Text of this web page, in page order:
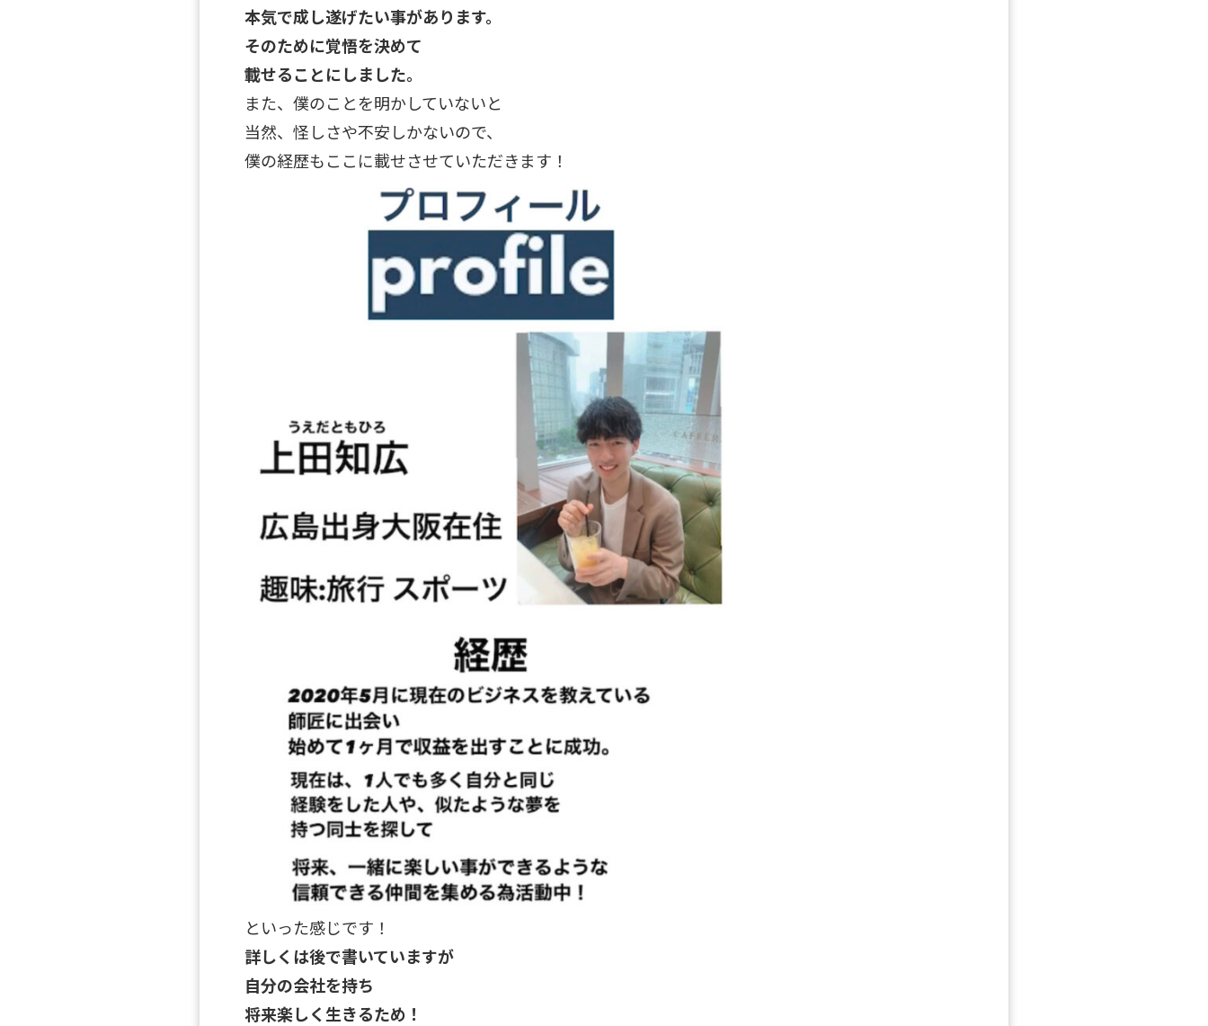
本気で成し遂げたい事があります。
そのために覚悟を決めて
載せることにしました。
また、僕のことを明かしていないと
当然、怪しさや不安しかないので、
僕の経歴もここに載せさせていただきます！
といった感じです！
詳しくは後で書いていますが
自分の会社を持ち
将来楽しく生きるため！